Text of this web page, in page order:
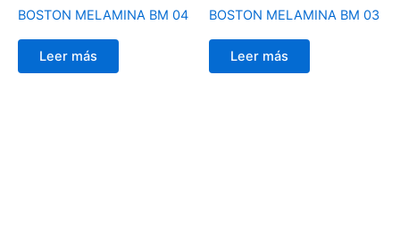
BOSTON MELAMINA BM 04
Leer más
BOSTON MELAMINA BM 03
Leer más